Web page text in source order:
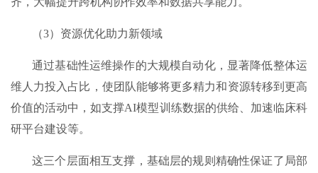
（3）资源优化助力新领域​
通过基础性运维操作的大规模自动化，显著降低整体运
维人力投入占比，使团队能够将更多精力和资源转移到更高
价值的活动中，如支撑AI模型训练数据的供给、加速临床科
研平台建设等。
这三个层面相互支撑，基础层的规则精确性保证了局部